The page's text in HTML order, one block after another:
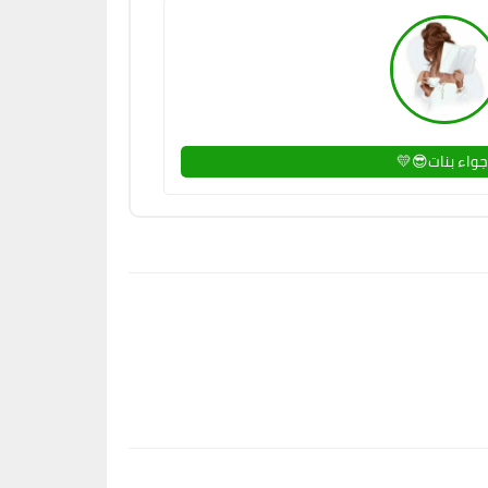
بنات😎💛